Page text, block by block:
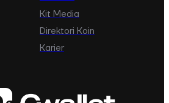
Kit Media
Direktori Koin
Karier